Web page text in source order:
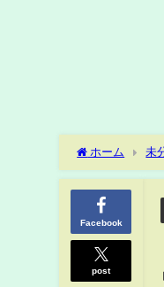
ホーム 未
てください。【
Facebook
post